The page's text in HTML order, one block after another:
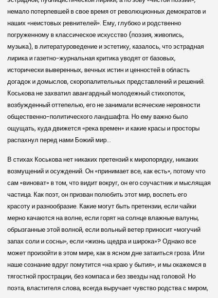
немало потерпевшей в свое время от революционных демократов и
наших «неистовых ревнителей». Ему, глубоко и родственно
погруженному в классическое искусство (поэзия, живопись,
музыка), в литературоведение и эстетику, казалось, что эстрадная
лирика и газетно-журнальная критика уводят от базовых,
исторически выверенных, вечных истин и ценностей в область
догадок и домыслов, скоропалительных представлений и решений.
Коськова не захватил авангардный молодежный стихопоток,
возбужденный оттепелью, его не занимали всяческие неровности
общественно-политического ландшафта. Но ему важно было
ощущать, куда движется «река времен» и какие красы и просторы
распахнул перед нами Божий мир…
В стихах Коськова нет никаких претензий к миропорядку, никаких
возмущений и осуждений. Он «принимает все, как есть», потому что
сам «виноват» в том, что видит вокруг, он его соучастник и мыслящая
частица. Как поэт, он призван полюбить этот мир, воспеть его
красоту и разнообразие. Какие могут быть претензии, если чайки
мерно качаются на волне, если горят на солнце влажные валуны,
обрызганные этой волной, если вольный ветер приносит «могучий
запах соли и сосны», если «жизнь щедра и широка»? Однако все
может произойти в этом мире, как в ясном дне затаиться гроза. Или
наше сознание вдруг помутится «на краю у бытия», и мы окажемся в
тягостной прострации, без компаса и без звезды над головой. Но
поэта, властителя слова, всегда выручает чувство родства с миром,